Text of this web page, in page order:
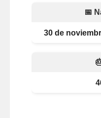
📅
30 de